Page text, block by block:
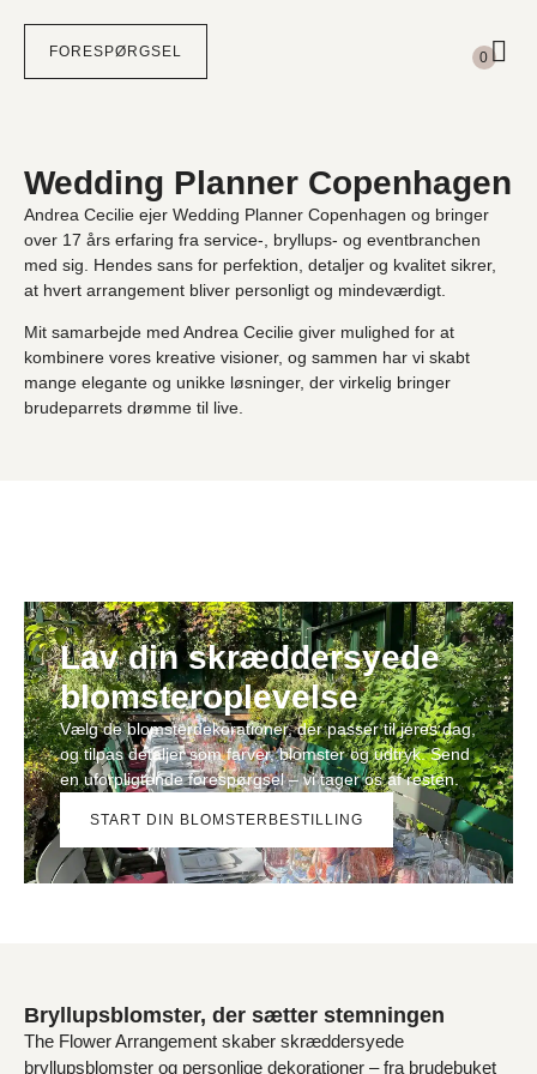
FORESPØRGSEL 0
Din kurv
Subtotal
Wedding Planner Copenhagen
Andrea Cecilie ejer Wedding Planner Copenhagen og bringer
over 17 års erfaring fra service-, bryllups- og eventbranchen
med sig. Hendes sans for perfektion, detaljer og kvalitet sikrer,
at hvert arrangement bliver personligt og mindeværdigt.
Mit samarbejde med Andrea Cecilie giver mulighed for at
kombinere vores kreative visioner, og sammen har vi skabt
mange elegante og unikke løsninger, der virkelig bringer
brudeparrets drømme til live.
Lav din skræddersyede
blomsteroplevelse
Vælg de blomsterdekorationer, der passer til jeres dag,
og tilpas detaljer som farver, blomster og udtryk. Send
en uforpligtende forespørgsel – vi tager os af resten.
START DIN BLOMSTERBESTILLING
Bryllupsblomster, der sætter stemningen
The Flower Arrangement skaber skræddersyede
bryllupsblomster og personlige dekorationer – fra brudebuket